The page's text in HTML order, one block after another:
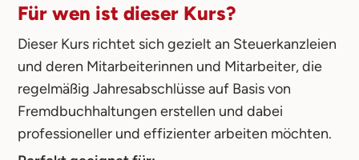
Für wen ist dieser Kurs?
Dieser Kurs richtet sich gezielt an Steuerkanzleien
und deren Mitarbeiterinnen und Mitarbeiter, die
regelmäßig Jahresabschlüsse auf Basis von
Fremdbuchhaltungen erstellen und dabei
professioneller und effizienter arbeiten möchten.